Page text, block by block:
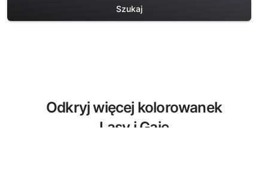
Szukaj
Odkryj więcej kolorowanek
Lasy i Gaje